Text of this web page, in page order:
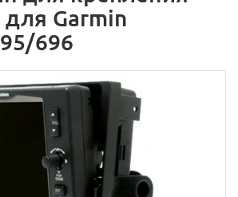
для Garmin
696